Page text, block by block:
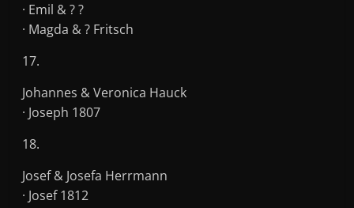
· Emil & ? ?
· Magda & ? Fritsch
17.
Johannes & Veronica Hauck
· Joseph 1807
18.
Josef & Josefa Herrmann
· Josef 1812